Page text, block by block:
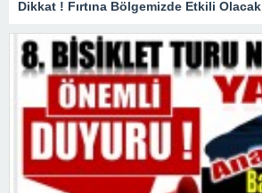
Dikkat ! Fırtına Bölgemizde Etkili Olacak